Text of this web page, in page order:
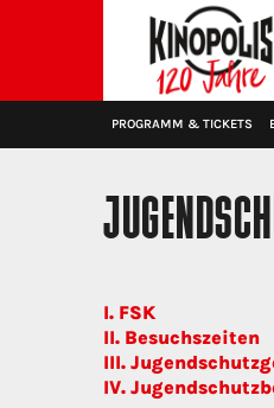
PROGRAMM & TICKETS
I. FSK
II. Besuchszeiten
III.
IV.